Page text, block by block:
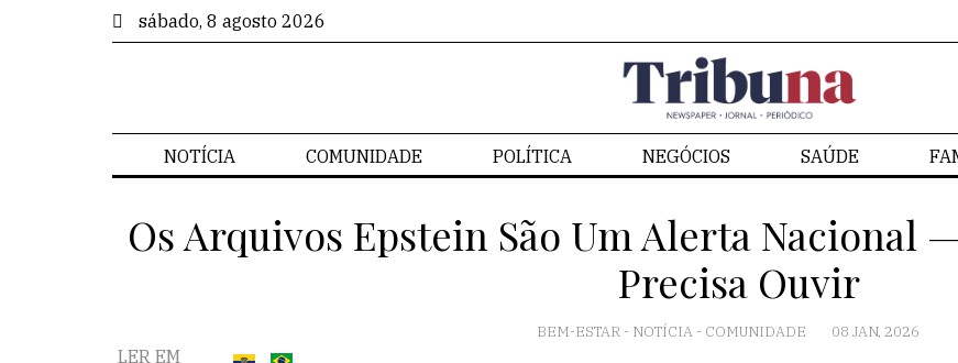
sábado, 8 agosto 2026
NOTÍCIA COMUNIDADE POLÍTICA NEGÓCIOS SAÚDE
Os Arquivos Epstein São Um Alerta Nacional
Precisa Ouvir
BEM-ESTAR - NOTÍCIA - COMUNIDADE 08 JAN, 2026
LER EM